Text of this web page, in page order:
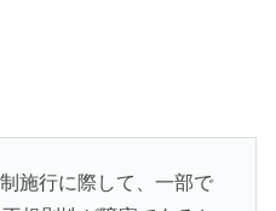
施行に際して、一部で